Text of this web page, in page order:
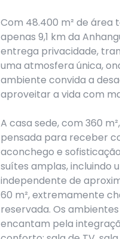
Com 48.400 m² de área
apenas 9,1 km da
entrega privacidade,
uma atmosfera única,
ambiente convida a
aproveitar a vida com
A casa sede, com 360
pensada para receber
aconchego e
suítes amplas, incluindo
independente de
60 m², extremamente
reservada. Os
encantam pela